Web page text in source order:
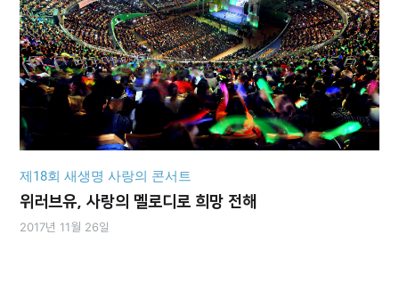
제18회 새생명 사랑의 콘서트
위러브유, 사랑의 멜로디로 희망 전해
2017년 11월 26일